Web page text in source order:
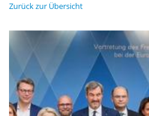
Zurück zur Übersicht